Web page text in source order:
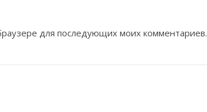
для последующих моих комментариев.